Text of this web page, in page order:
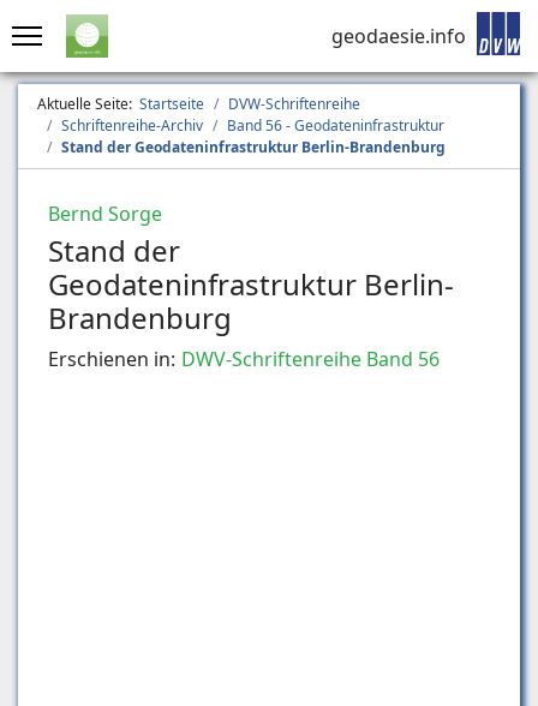
geodaesie.info
Aktuelle Seite: Startseite
DVW-Schriftenreihe
Schriftenreihe-Archiv
Band 56 - Geodateninfrastruktur
Stand der Geodateninfrastruktur Berlin-Brandenburg
Bernd Sorge
Stand der
Geodateninfrastruktur Berlin-
Brandenburg
Erschienen in: DWV-Schriftenreihe Band 56